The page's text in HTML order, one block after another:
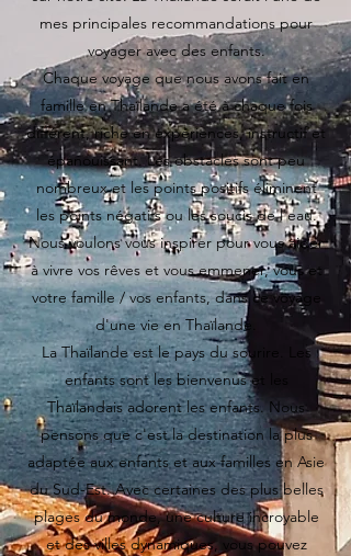
mes principales recommandations pour
voyager avec des enfants.
Chaque voyage que nous avons fait en
famille en Thaïlande a été à chaque fois
différent, riche en expériences, instructif et
épanouissant. Les obstacles sont peu
nombreux et les points positifs éliminent
les points négatifs ou les soucis de l'eau.
Nous voulons vous inspirer pour vous aider
à vivre vos rêves et vous emmener, vous et
votre famille / vos enfants, dans ce voyage
d'une vie en Thaïlande.
La Thaïlande est le pays du sourire. Les
enfants sont les bienvenus et les
Thaïlandais adorent les enfants. Nous
pensons que c'est la destination la plus
adaptée aux enfants et aux familles en Asie
du Sud-Est. Avec certaines des plus belles
plages du monde, une culture incroyable
et des villes dynamiques, vous pouvez